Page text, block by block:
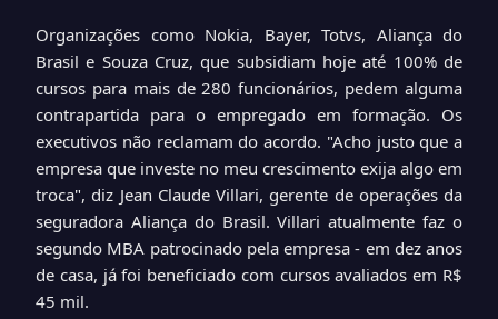
Organizações como Nokia, Bayer, Totvs, Aliança do
Brasil e Souza Cruz, que subsidiam hoje até 100% de
cursos para mais de 280 funcionários, pedem alguma
contrapartida para o empregado em formação. Os
executivos não reclamam do acordo. "Acho justo que a
empresa que investe no meu crescimento exija algo em
troca", diz Jean Claude Villari, gerente de operações da
seguradora Aliança do Brasil. Villari atualmente faz o
segundo MBA patrocinado pela empresa - em dez anos
de casa, já foi beneficiado com cursos avaliados em R$
45 mil.